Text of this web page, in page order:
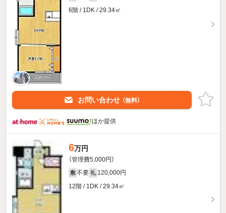
6階 / 1DK / 29.34㎡
お問い合わせ （無料）
ほか提供
6万円
（管理費5,000円）
敷 不要 礼 120,000円
12階 / 1DK / 29.34㎡